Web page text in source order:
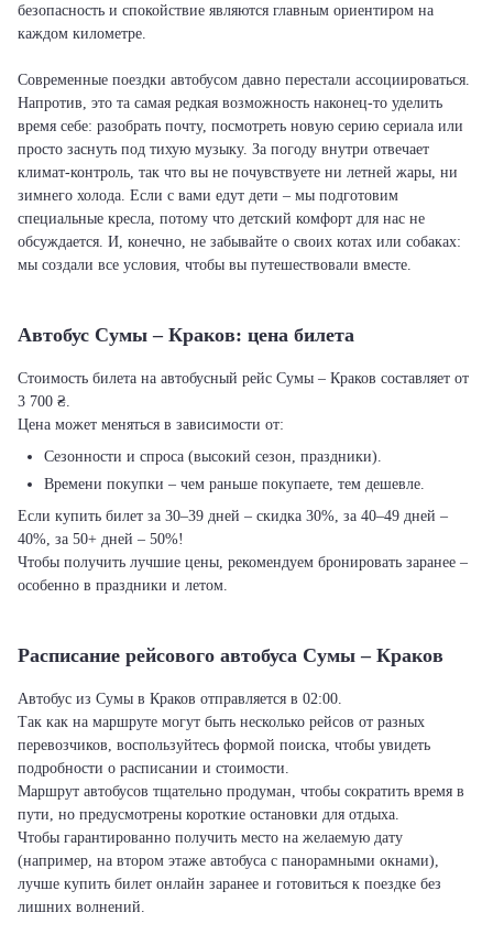
безопасность и спокойствие являются главным ориентиром на
каждом километре.
Современные поездки автобусом давно перестали ассоциироваться.
Напротив, это та самая редкая возможность наконец-то уделить
время себе: разобрать почту, посмотреть новую серию сериала или
просто заснуть под тихую музыку. За погоду внутри отвечает
климат-контроль, так что вы не почувствуете ни летней жары, ни
зимнего холода. Если с вами едут дети – мы подготовим
специальные кресла, потому что детский комфорт для нас не
обсуждается. И, конечно, не забывайте о своих котах или собаках:
мы создали все условия, чтобы вы путешествовали вместе.
Автобус Сумы – Краков: цена билета
Стоимость билета на автобусный рейс Сумы – Краков составляет от
3 700 ₴.
Цена может меняться в зависимости от:
Сезонности и спроса (высокий сезон, праздники).
Времени покупки – чем раньше покупаете, тем дешевле.
Если купить билет за 30–39 дней – скидка 30%, за 40–49 дней –
40%, за 50+ дней – 50%!
Чтобы получить лучшие цены, рекомендуем бронировать заранее –
особенно в праздники и летом.
Расписание рейсового автобуса Сумы – Краков
Автобус из Сумы в Краков отправляется в 02:00.
Так как на маршруте могут быть несколько рейсов от разных
перевозчиков, воспользуйтесь формой поиска, чтобы увидеть
подробности о расписании и стоимости.
Маршрут автобусов тщательно продуман, чтобы сократить время в
пути, но предусмотрены короткие остановки для отдыха.
Чтобы гарантированно получить место на желаемую дату
(например, на втором этаже автобуса с панорамными окнами),
лучше купить билет онлайн заранее и готовиться к поездке без
лишних волнений.